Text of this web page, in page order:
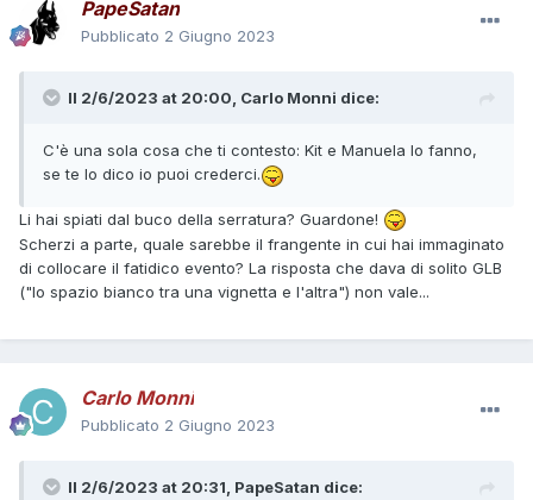
PapeSatan
Pubblicato 2 Giugno 2023
Il 2/6/2023 at 20:00, Carlo Monni dice:
C'è una sola cosa che ti contesto: Kit e Manuela lo fanno,
se te lo dico io puoi crederci.
Li hai spiati dal buco della serratura? Guardone!
Scherzi a parte, quale sarebbe il frangente in cui hai immaginato
di collocare il fatidico evento? La risposta che dava di solito GLB
("lo spazio bianco tra una vignetta e l'altra") non vale...
Carlo Monni
Pubblicato 2 Giugno 2023
Il 2/6/2023 at 20:31, PapeSatan dice: